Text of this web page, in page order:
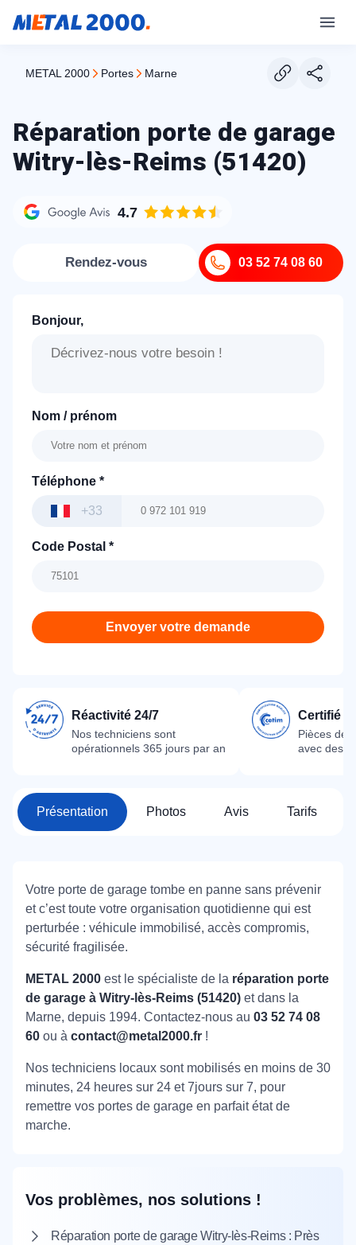
METAL 2000 portes marne
Réparation porte de garage
Witry-lès-Reims (51420)
4.7
03 52 74 08 60
Rendez-vous
Bonjour,
Nom / prénom
Téléphone *
+33
Code Postal *
Envoyer votre demande
Réactivité 24/7
Nos techniciens sont
opérationnels 365 jours par an
Certifié
Pièces
avec des
Présentation Photos Avis Tarifs
Votre porte de garage tombe en panne sans prévenir
et c’est toute votre organisation quotidienne qui est
perturbée : véhicule immobilisé, accès compromis,
sécurité fragilisée.
METAL 2000 est le spécialiste de la réparation porte
de garage à Witry-lès-Reims (51420) et dans la
Marne, depuis 1994. Contactez-nous au 03 52 74 08
60 ou à contact@metal2000.fr !
Nos techniciens locaux sont mobilisés en moins de 30
minutes, 24 heures sur 24 et 7jours sur 7, pour
remettre vos portes de garage en parfait état de
marche.
Vos problèmes, nos solutions !
Réparation porte de garage Witry-lès-Reims : Près